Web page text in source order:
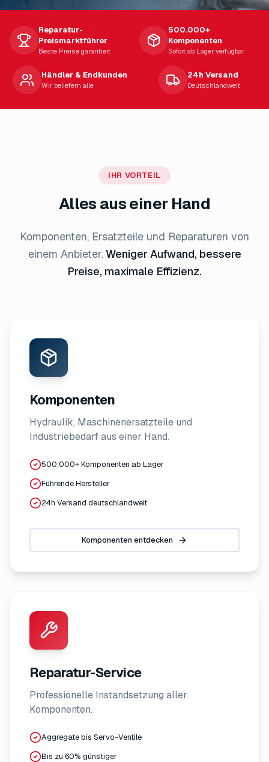
Reparatur-
Preismarktführer
Beste Preise garantiert
500.000+
Komponenten
Sofort ab Lager verfügbar
Händler & Endkunden
Wir beliefern alle
24h Versand
Deutschlandweit
IHR VORTEIL
Alles aus einer Hand
Komponenten, Ersatzteile und Reparaturen von
einem Anbieter.Weniger Aufwand, bessere
Preise, maximale Effizienz.
Komponenten
Hydraulik, Maschinenersatzteile und
Industriebedarf aus einer Hand.
500.000+ Komponenten ab Lager
Führende Hersteller
24h Versand deutschlandweit
Komponenten entdecken
Reparatur-Service
Professionelle Instandsetzung aller
Komponenten.
Aggregate bis Servo-Ventile
Bis zu 60% günstiger